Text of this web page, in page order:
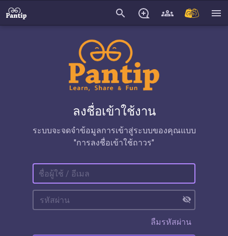
search menu
ลงชื่อเข้าใช้งาน
ระบบจะจดจำข้อมูลการเข้าสู่ระบบของคุณแบบ
"การลงชื่อเข้าใช้ถาวร"
visibility_off
ลืมรหัสผ่าน